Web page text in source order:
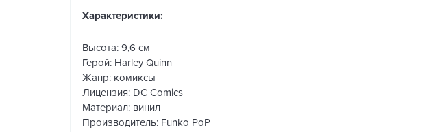
Характеристики:
Высота: 9,6 см
Герой: Harley Quinn
Жанр: комиксы
Лицензия: DC Comics
Материал: винил
Производитель: Funko PoP